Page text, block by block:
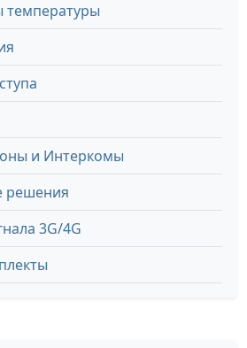
температуры
и Интеркомы
решения
3G/4G